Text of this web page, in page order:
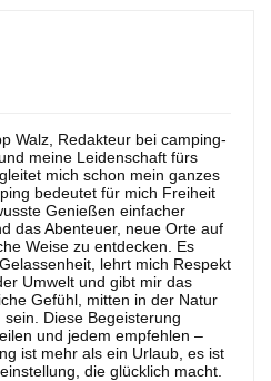
Walz, Redakteur bei camping-
meine Leidenschaft fürs
mich schon mein ganzes
bedeutet für mich Freiheit
Genießen einfacher
das Abenteuer, neue Orte auf
Weise zu entdecken. Es
lehrt mich Respekt
Umwelt und gibt mir das
Gefühl, mitten in der Natur
sein. Diese Begeisterung
und jedem empfehlen –
ist mehr als ein Urlaub, es ist
die glücklich macht.